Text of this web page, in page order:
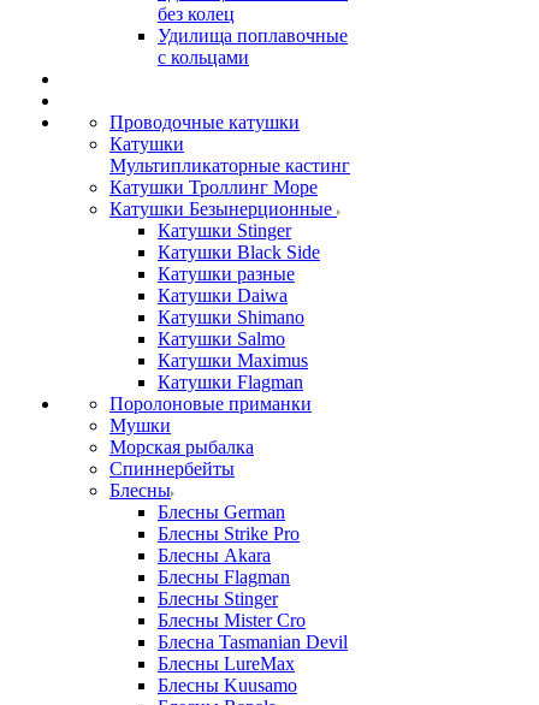
без колец
Удилища поплавочные
с кольцами
Проводочные катушки
Катушки
Мультипликаторные кастинг
Катушки Троллинг Море
Катушки Безынерционные
Катушки Stinger
Катушки Black Side
Катушки разные
Катушки Daiwa
Катушки Shimano
Катушки Salmo
Катушки Maximus
Катушки Flagman
Поролоновые приманки
Мушки
Морская рыбалка
Спиннербейты
Блесны
Блесны German
Блесны Strike Pro
Блесны Akara
Блесны Flagman
Блесны Stinger
Блесны Mister Cro
Блесна Tasmanian Devil
Блесны LureMax
Блесны Kuusamo